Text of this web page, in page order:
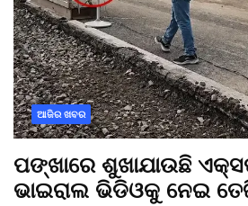
ଆଜିର ଖବର
ପଙ୍ଖାରେ ଶୁଖାଯାଉଛି
ଭାଇରାଲ ଭିଡିଓକୁ ନେଇ